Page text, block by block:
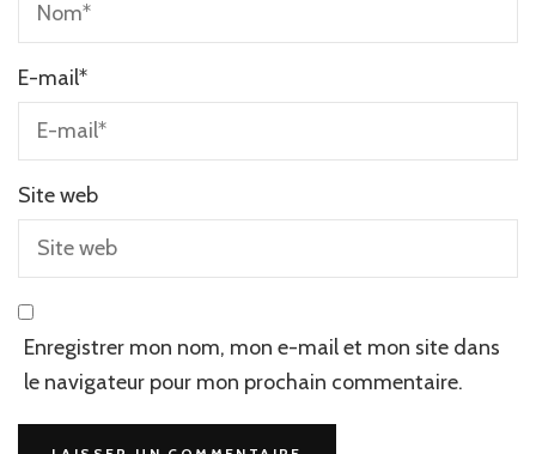
E-mail*
Site web
Enregistrer mon nom, mon e-mail et mon site dans
le navigateur pour mon prochain commentaire.